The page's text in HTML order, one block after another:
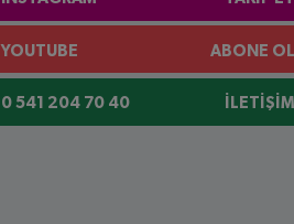
YOUTUBE ABONE OL
0 541 204 70 40 İLETIŞIM